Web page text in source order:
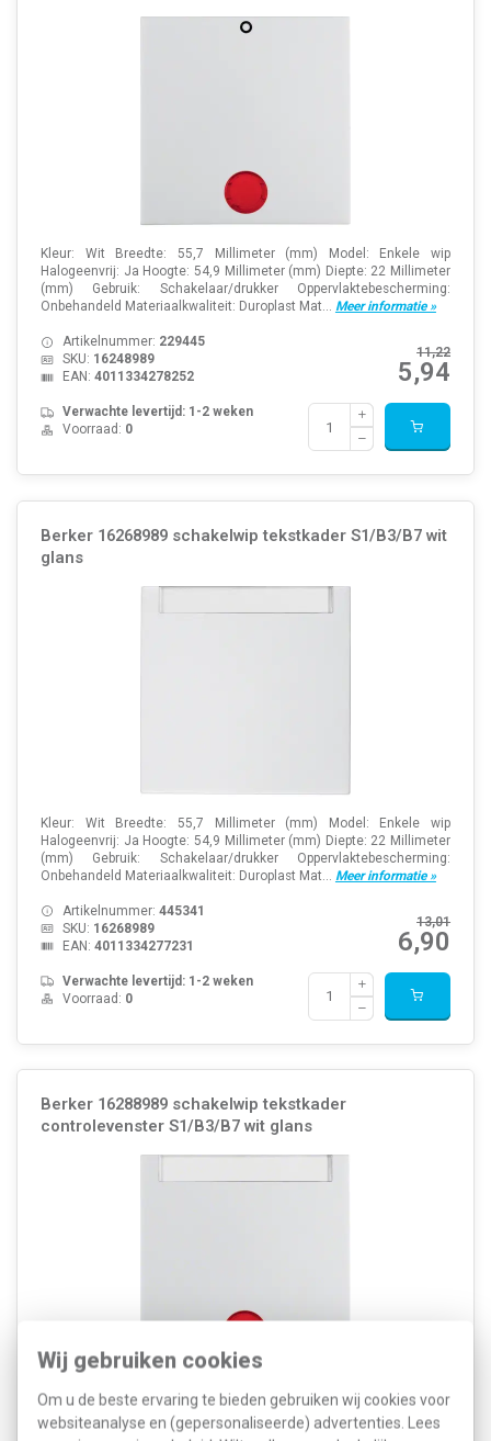
Wij gebruiken cookies
Om u de beste ervaring te bieden gebruiken wij cookies voor
websiteanalyse en (gepersonaliseerde) advertenties. Lees
Kleur: Wit Breedte: 55,7 Millimeter (mm) Model: Enkele wip
Halogeenvrij: Ja Hoogte: 54,9 Millimeter (mm) Diepte: 22 Millimeter
(mm) Gebruik: Schakelaar/drukker Oppervlaktebescherming:
Onbehandeld Materiaalkwaliteit: Duroplast Mat... Meer informatie »
11,22
5,94
Artikelnummer: 229445
SKU: 16248989
EAN: 4011334278252
Verwachte levertijd: 1-2 weken
Voorraad: 0
Berker 16268989 schakelwip tekstkader S1/B3/B7 wit
glans
Kleur: Wit Breedte: 55,7 Millimeter (mm) Model: Enkele wip
Halogeenvrij: Ja Hoogte: 54,9 Millimeter (mm) Diepte: 22 Millimeter
(mm) Gebruik: Schakelaar/drukker Oppervlaktebescherming:
Onbehandeld Materiaalkwaliteit: Duroplast Mat... Meer informatie »
13,01
6,90
Artikelnummer: 445341
SKU: 16268989
EAN: 4011334277231
Verwachte levertijd: 1-2 weken
Voorraad: 0
Berker 16288989 schakelwip tekstkader
controlevenster S1/B3/B7 wit glans
Kleur: Wit Breedte: 55,7 Millimeter (mm) Model: Enkele wip
Halogeenvrij: Ja Hoogte: 54,9 Millimeter (mm) Diepte: 22 Millimeter
(mm) Gebruik: Schakelaar/drukker Oppervlaktebescherming: